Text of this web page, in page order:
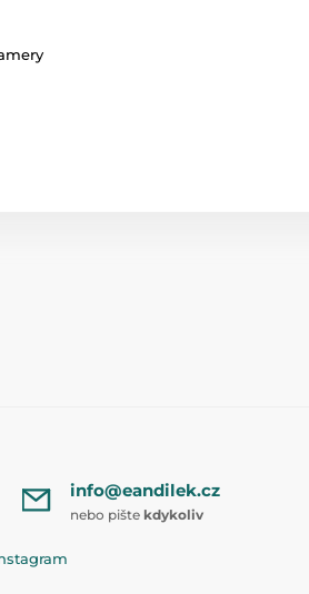
info@eandilek.cz
nebo pište kdykoliv